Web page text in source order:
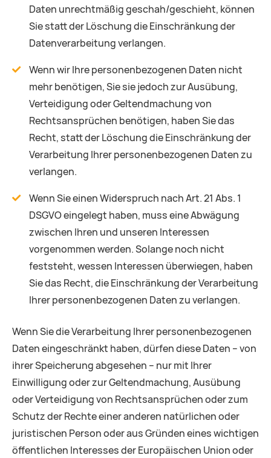
Daten unrechtmäßig geschah/geschieht, können
Sie statt der Löschung die Einschränkung der
Datenverarbeitung verlangen.
Wenn wir Ihre personenbezogenen Daten nicht
mehr benötigen, Sie sie jedoch zur Ausübung,
Verteidigung oder Geltendmachung von
Rechtsansprüchen benötigen, haben Sie das
Recht, statt der Löschung die Einschränkung der
Verarbeitung Ihrer personenbezogenen Daten zu
verlangen.
Wenn Sie einen Widerspruch nach Art. 21 Abs. 1
DSGVO eingelegt haben, muss eine Abwägung
zwischen Ihren und unseren Interessen
vorgenommen werden. Solange noch nicht
feststeht, wessen Interessen überwiegen, haben
Sie das Recht, die Einschränkung der Verarbeitung
Ihrer personenbezogenen Daten zu verlangen.
Wenn Sie die Verarbeitung Ihrer personenbezogenen
Daten eingeschränkt haben, dürfen diese Daten – von
ihrer Speicherung abgesehen – nur mit Ihrer
Einwilligung oder zur Geltendmachung, Ausübung
oder Verteidigung von Rechtsansprüchen oder zum
Schutz der Rechte einer anderen natürlichen oder
juristischen Person oder aus Gründen eines wichtigen
öffentlichen Interesses der Europäischen Union oder